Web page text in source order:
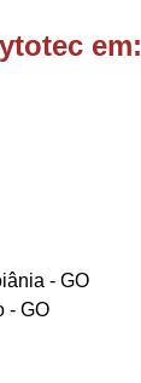
em:
- GO
- GO